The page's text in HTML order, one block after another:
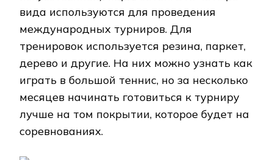
вида используются для проведения
международных турниров. Для
тренировок используется резина, паркет,
дерево и другие. На них можно узнать как
играть в большой теннис, но за несколько
месяцев начинать готовиться к турниру
лучше на том покрытии, которое будет на
соревнованиях.